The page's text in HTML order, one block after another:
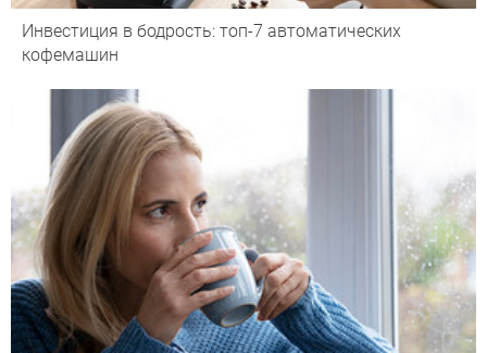
Инвестиция в бодрость: топ-7 автоматических
кофемашин